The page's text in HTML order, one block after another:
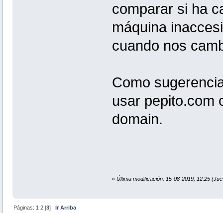
comparar si ha
máquina
cuando nos
Como
usar pepito.com
domain.
« Última modificación: 15-08-2019, 12:25
Páginas: 1 2 [3]Ir Arriba